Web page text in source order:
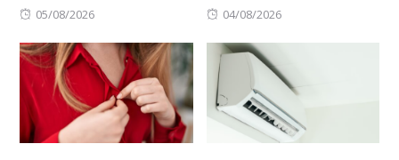
Posted
05/08/2026
Posted
04/08/2026